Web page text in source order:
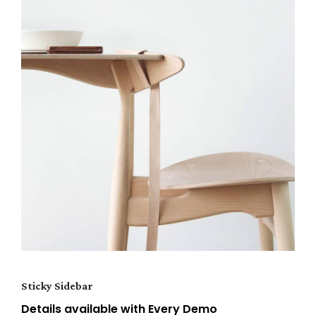
Sticky Sidebar
Details available with Every Demo